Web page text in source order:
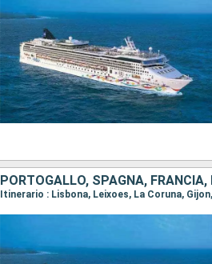
PORTOGALLO, SPAGNA,